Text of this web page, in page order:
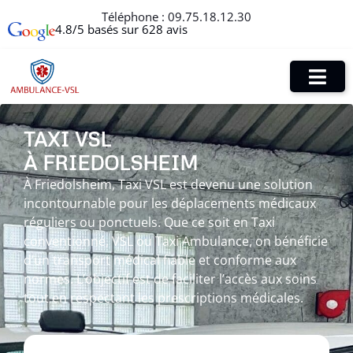
Téléphone : 09.75.18.12.30
4.8/5 basés sur 628 avis
TAXI VSL
À FRIEDOLSHEIM
À Friedolsheim, Taxi VSL est devenu une solution
incontournable pour les déplacements médicaux
réguliers ou ponctuels. Que ce soit en Taxi
conventionné, VSL ou Taxi Ambulance, on bénéficie
d’un transport médical fiable et conforme aux
normes. L’objectif est de faciliter l’accès aux soins
tout en respectant les prescriptions médicales.